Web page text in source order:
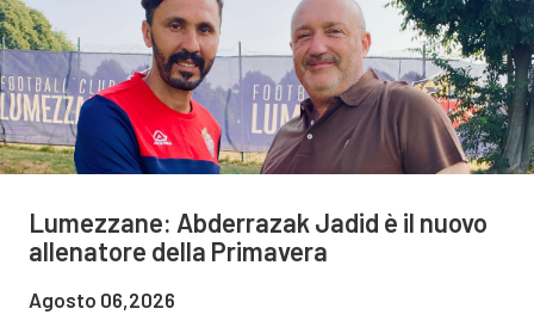
Lumezzane: Abderrazak Jadid è il nuovo
allenatore della Primavera
Agosto 06,2026